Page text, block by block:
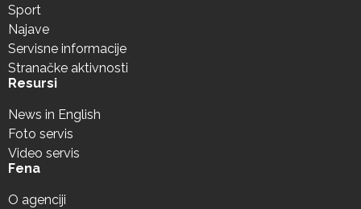
Sport
Najave
Servisne informacije
Stranačke aktivnosti
Resursi
News in English
Foto servis
Video servis
Fena
O agenciji